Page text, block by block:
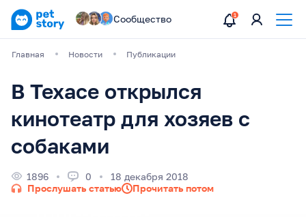
Сообщество
Главная Новости Публикации
В Техасе открылся
кинотеатр для хозяев с
собаками
1896 0
18 декабря 2018
Прослушать статью
Прочитать потом